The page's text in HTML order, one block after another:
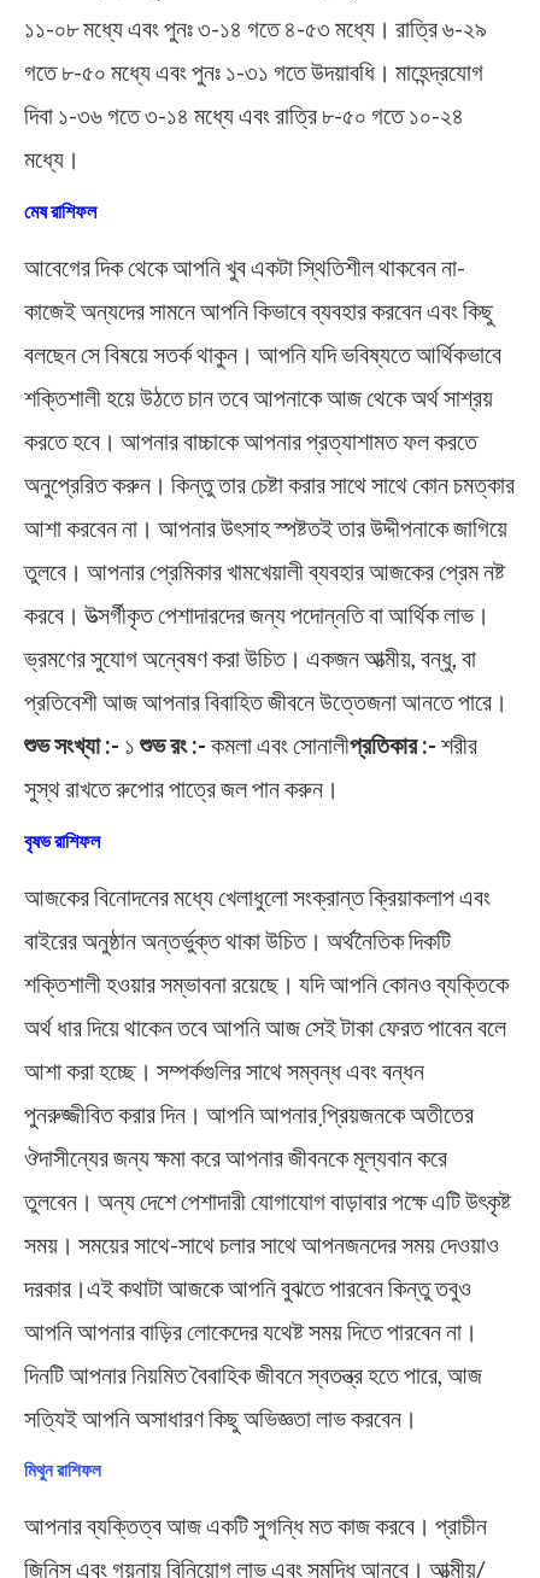
১১-০৮ মধ্যে এবং পুনঃ ৩-১৪ গতে ৪-৫৩ মধ্যে। রাত্রি ৬-২৯
গতে ৮-৫০ মধ্যে এবং পুনঃ ১-৩১ গতে উদয়াবধি। মাহেন্দ্রযোগ
দিবা ১-৩৬ গতে ৩-১৪ মধ্যে এবং রাত্রি ৮-৫০ গতে ১০-২৪
মধ্যে।
মেষ রাশিফল
আবেগের দিক থেকে আপনি খুব একটা স্থিতিশীল থাকবেন না-
কাজেই অন্যদের সামনে আপনি কিভাবে ব্যবহার করবেন এবং কিছু
বলছেন সে বিষয়ে সতর্ক থাকুন। আপনি যদি ভবিষ্যতে আর্থিকভাবে
শক্তিশালী হয়ে উঠতে চান তবে আপনাকে আজ থেকে অর্থ সাশ্রয়
করতে হবে। আপনার বাচ্চাকে আপনার প্রত্যাশামত ফল করতে
অনুপ্রেরিত করুন। কিন্তু তার চেষ্টা করার সাথে সাথে কোন চমত্কার
আশা করবেন না। আপনার উৎসাহ স্পষ্টতই তার উদ্দীপনাকে জাগিয়ে
তুলবে। আপনার প্রেমিকার খামখেয়ালী ব্যবহার আজকের প্রেম নষ্ট
করবে। উত্সর্গীকৃত পেশাদারদের জন্য পদোন্নতি বা আর্থিক লাভ।
ভ্রমণের সুযোগ অন্বেষণ করা উচিত। একজন আত্মীয়, বন্ধু, বা
প্রতিবেশী আজ আপনার বিবাহিত জীবনে উত্তেজনা আনতে পারে।
শুভ সংখ্যা :- ১শুভ রং :- কমলা এবং সোনালীপ্রতিকার :- শরীর
সুস্থ রাখতে রুপোর পাত্রে জল পান করুন।
বৃষভ রাশিফল
আজকের বিনোদনের মধ্যে খেলাধুলো সংক্রান্ত ক্রিয়াকলাপ এবং
বাইরের অনুষ্ঠান অন্তর্ভুক্ত থাকা উচিত। অর্থনৈতিক দিকটি
শক্তিশালী হওয়ার সম্ভাবনা রয়েছে। যদি আপনি কোনও ব্যক্তিকে
অর্থ ধার দিয়ে থাকেন তবে আপনি আজ সেই টাকা ফেরত পাবেন বলে
আশা করা হচ্ছে। সম্পর্কগুলির সাথে সম্বন্ধ এবং বন্ধন
পুনরুজ্জীবিত করার দিন। আপনি আপনার প্রি়য়জনকে অতীতের
ঔদাসীন্যের জন্য ক্ষমা করে আপনার জীবনকে মূল্যবান করে
তুলবেন। অন্য দেশে পেশাদারী যোগাযোগ বাড়াবার পক্ষে এটি উৎকৃষ্ট
সময়। সময়ের সাথে-সাথে চলার সাথে আপনজনদের সময় দেওয়াও
দরকার।এই কথাটা আজকে আপনি বুঝতে পারবেন কিন্তু তবুও
আপনি আপনার বাড়ির লোকেদের যথেষ্ট সময় দিতে পারবেন না।
দিনটি আপনার নিয়মিত বৈবাহিক জীবনে স্বতন্ত্র হতে পারে, আজ
সত্যিই আপনি অসাধারণ কিছু অভিজ্ঞতা লাভ করবেন।
মিথুন রাশিফল
আপনার ব্যক্তিত্ব আজ একটি সুগন্ধি মত কাজ করবে। প্রাচীন
জিনিস এবং গয়নায় বিনিয়োগ লাভ এবং সমৃদ্ধি আনবে। আত্মীয়/